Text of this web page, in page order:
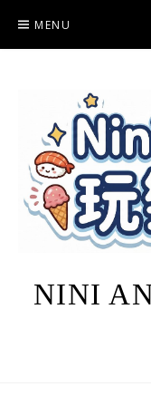
content
MENU
NINI